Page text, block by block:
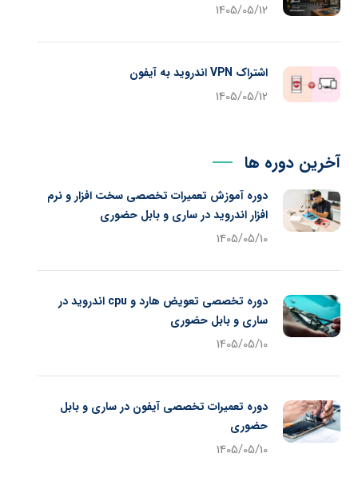
1405/05/12
اشتراک VPN اندروید به آیفون
1405/05/12
آخرین دوره ها
دوره آموزش تعمیرات تخصصی سخت افزار و نرم
افزار اندروید در ساری و بابل حضوری
1405/05/10
دوره تخصصی تعویض هارد و cpu اندروید در
ساری و بابل حضوری
1405/05/10
دوره تعمیرات تخصصی آیفون در ساری و بابل
حضوری
1405/05/10